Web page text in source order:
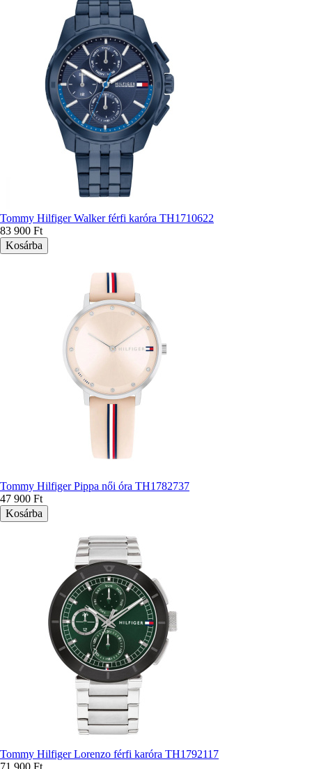
Tommy Hilfiger Walker férfi karóra TH1710622
83 900 Ft
Tommy Hilfiger Pippa női óra TH1782737
47 900 Ft
Tommy Hilfiger Lorenzo férfi karóra TH1792117
71 900 Ft